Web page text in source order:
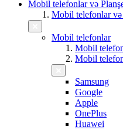
Mobil telefonlar və
Mobil telefonlar və
Mobil telefonlar
Mobil
Mobil
Samsung
Google
Apple
OnePlus
Huawei